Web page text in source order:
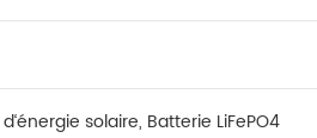
solaire, Batterie LiFePO4